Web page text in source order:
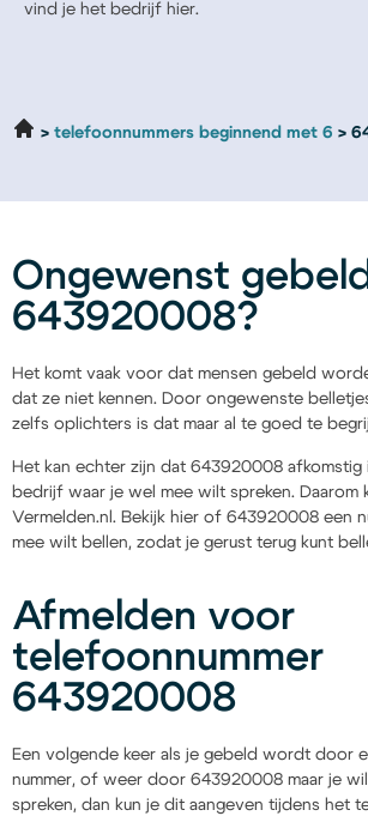
vind je het bedrijf hier.
telefoonnummers beginnend met 6
Ongewenst
643920008?
Het komt vaak voor dat mensen gebeld
dat ze niet kennen. Door ongewenste
zelfs oplichters is dat maar al te goed te
Het kan echter zijn dat 643920008 afkomstig
bedrijf waar je wel mee wilt spreken. Daarom
Vermelden.nl. Bekijk hier of 643920008 een
mee wilt bellen, zodat je gerust terug kunt
Afmelden voor
telefoonnummer
643920008
Een volgende keer als je gebeld wordt door
nummer, of weer door 643920008 maar je
spreken, dan kun je dit aangeven tijdens het